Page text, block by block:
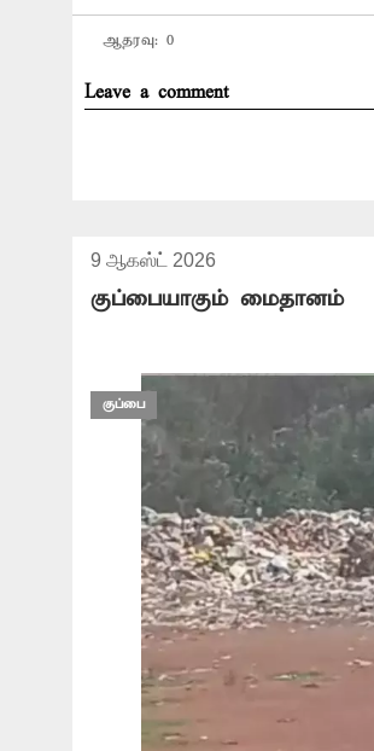
ஆதரவு: 0
Leave a comment
9 ஆகஸ்ட் 2026
குப்பையாகும் மைதானம்
குப்பை